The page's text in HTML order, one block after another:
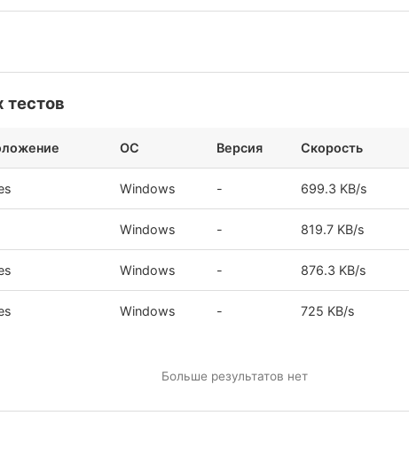
тестов
ОС Версия Скорость
Windows - 699.3 KB/s
Windows - 819.7 KB/s
Windows - 876.3 KB/s
Windows - 725 KB/s
Больше результатов нет